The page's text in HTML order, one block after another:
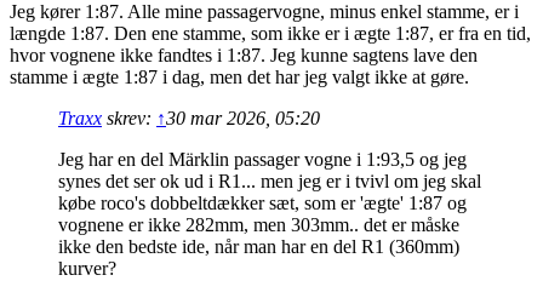
Jeg kører 1:87. Alle mine passagervogne, minus enkel stamme, er i
længde 1:87. Den ene stamme, som ikke er i ægte 1:87, er fra en tid,
hvor vognene ikke fandtes i 1:87. Jeg kunne sagtens lave den
stamme i ægte 1:87 i dag, men det har jeg valgt ikke at gøre.
Traxx skrev: ↑30 mar 2026, 05:20
Jeg har en del Märklin passager vogne i 1:93,5 og jeg
synes det ser ok ud i R1... men jeg er i tvivl om jeg skal
købe roco's dobbeltdækker sæt, som er 'ægte' 1:87 og
vognene er ikke 282mm, men 303mm.. det er måske
ikke den bedste ide, når man har en del R1 (360mm)
kurver?